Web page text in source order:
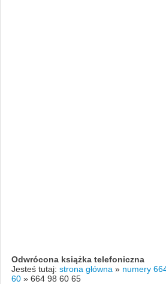
Odwrócona książka telefoniczna
Jesteś tutaj: strona główna » numery
60 » 664 98 60 65